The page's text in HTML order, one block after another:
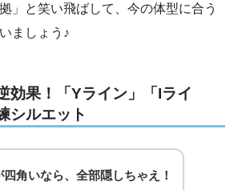
」と笑い飛ばして、今の体型に合う
ましょう♪
効果！「Yライン」「Iライ
シルエット
四角いなら、全部隠しちゃえ！